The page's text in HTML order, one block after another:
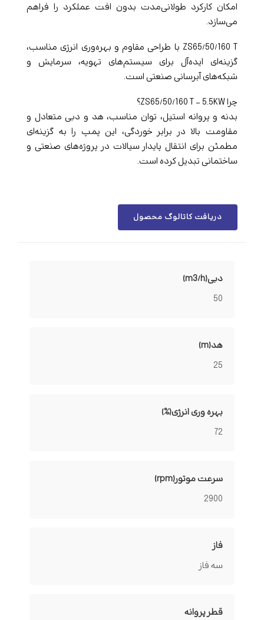
امکان کارکرد طولانی‌مدت بدون افت عملکرد را فراهم
می‌سازد.
ZS65/50/160 T با طراحی مقاوم و بهره‌وری انرژی مناسب،
گزینه‌ای ایده‌آل برای سیستم‌های تهویه، سرمایش و
شبکه‌های آبرسانی صنعتی است.
چرا ZS65/50/160 T – 5.5KW؟
بدنه و پروانه استیل، توان مناسب، هد و دبی متعادل و
مقاومت بالا در برابر خوردگی، این پمپ را به گزینه‌ای
مطمئن برای انتقال پایدار سیالات در پروژه‌های صنعتی و
ساختمانی تبدیل کرده است.
دریافت کاتالوگ محصول
دبی(m3/h)
50
هد(m)
25
بهره وری انرژی(%)
72
سرعت موتور(rpm)
2900
فاز
سه فاز
قطر پروانه